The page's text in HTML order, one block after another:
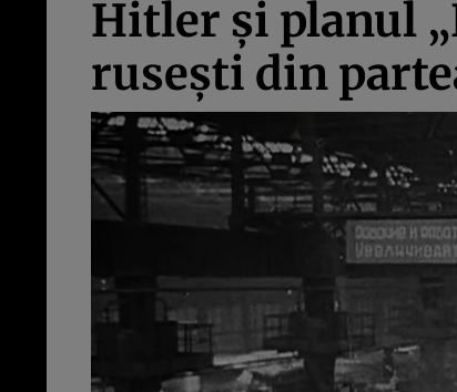
Hitler și planul
rusești din